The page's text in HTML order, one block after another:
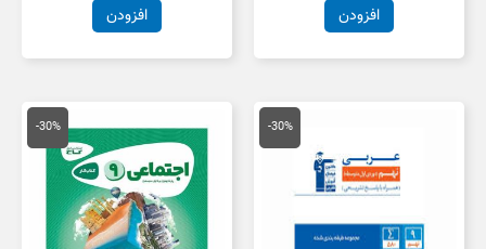
افزودن افزودن
-30%
17,000 تومان
بود.
قیمت
فعلی
-30%
اصلی
45,000 تومان
بود.
قیمت
فعلی